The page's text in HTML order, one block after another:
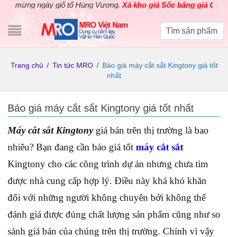
ngày giỗ tổ Hùng Vương.Xả kho giá Sốc bằng giá Gốc cho
Trang chủ / Tin tức MRO / Báo giá máy cắt sắt Kingtony giá tốt
nhất
Báo giá máy cắt sắt Kingtony giá tốt nhất
Máy cắt sắt Kingtonygiá bán trên thị trường là bao
nhiêu? Bạn đang cần báo giá tốt máy cắt sắt
Kingtony cho các công trình dự án nhưng chưa tìm
được nhà cung cấp hợp lý. Điều này khá khó khăn
đối với những người không chuyên bởi không thể
đánh giá được đúng chất lượng sản phẩm cũng như so
sánh giá bán của chúng trên thị trường. Chính vì vậy